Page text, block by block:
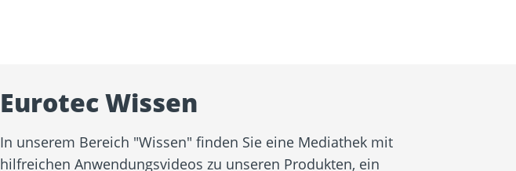
Eurotec Wissen
In unserem Bereich "Wissen" finden Sie eine Mediathek mit
hilfreichen Anwendungsvideos zu unseren Produkten, ein